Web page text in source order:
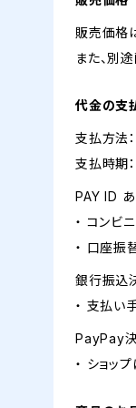
販売価格
また、別
代金の支
支払方法
支払時期
PAY ID
・ コンビ
・ 口座振
銀行振込
・ 支払い
PayPay
・ ショッ